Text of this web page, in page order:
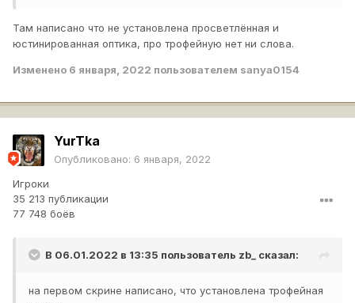
Я у себя проверил, всё нормально отображается.
Там написано что не установлена просветлённая и
юстинированная оптика, про трофейную нет ни слова.
Изменено 6 января, 2022 пользователем sanya0154
YurTka
Опубликовано: 6 января, 2022
Игроки
35 213 публикации
77 748 боёв
В 06.01.2022 в 13:35 пользователь zb_ сказал:
на первом скрине написано, что установлена трофейная